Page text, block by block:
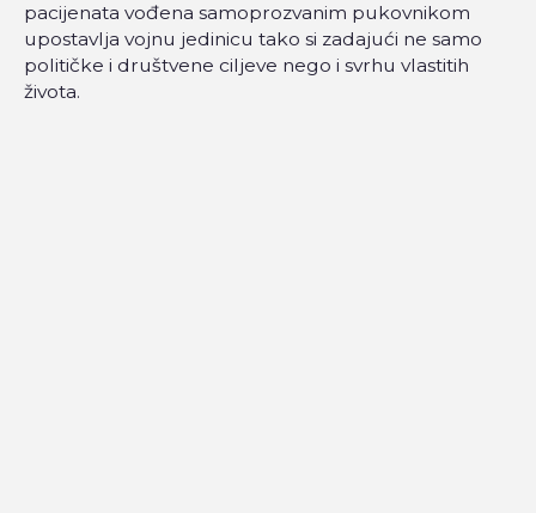
pacijenata vođena samoprozvanim pukovnikom
upostavlja vojnu jedinicu tako si zadajući ne samo
političke i društvene ciljeve nego i svrhu vlastitih
života.